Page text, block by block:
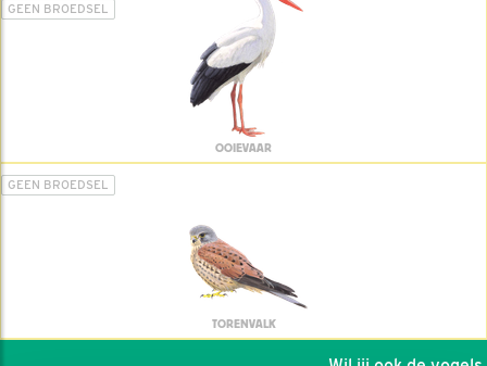
GEEN BROEDSEL
OOIEVAAR
GEEN BROEDSEL
TORENVALK